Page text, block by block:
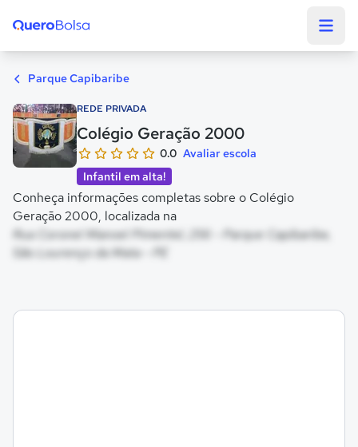
Parque Capibaribe
REDE PRIVADA
Colégio Geração 2000
0.0 Avaliar escola
Infantil em alta!
Conheça informações completas sobre o Colégio
Geração 2000, localizada na
Rua Coronel Manoel Pimentel, 256 - Parque Capibaribe,
São Lourenço da Mata - PE